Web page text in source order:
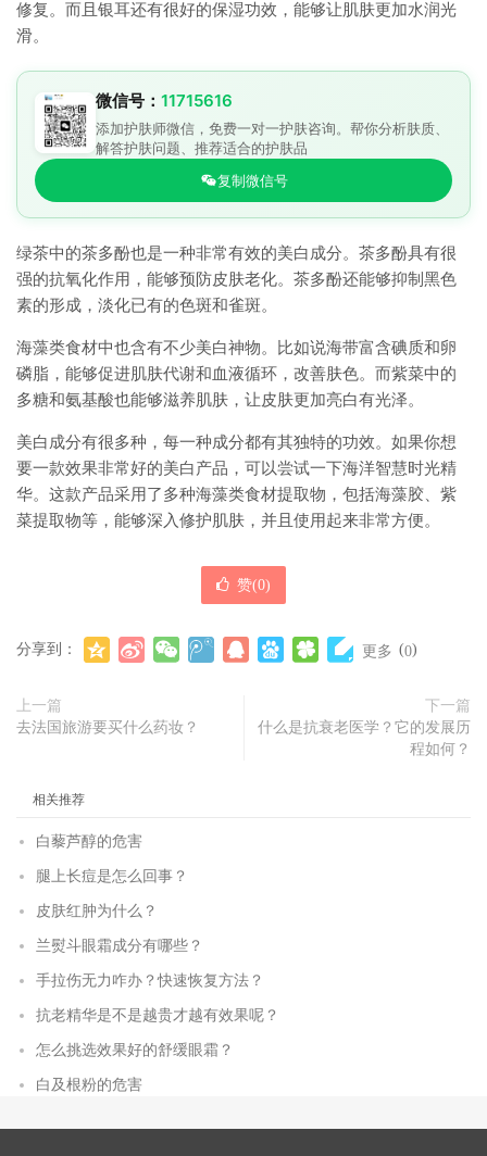
修复。而且银耳还有很好的保湿功效，能够让肌肤更加水润光
滑。
微信号： 11715616
添加护肤师微信，免费一对一护肤咨询。帮你分析肤质、
解答护肤问题、推荐适合的护肤品
复制微信号
绿茶中的茶多酚也是一种非常有效的美白成分。茶多酚具有很
强的抗氧化作用，能够预防皮肤老化。茶多酚还能够抑制黑色
素的形成，淡化已有的色斑和雀斑。
海藻类食材中也含有不少美白神物。比如说海带富含碘质和卵
磷脂，能够促进肌肤代谢和血液循环，改善肤色。而紫菜中的
多糖和氨基酸也能够滋养肌肤，让皮肤更加亮白有光泽。
美白成分有很多种，每一种成分都有其独特的功效。如果你想
要一款效果非常好的美白产品，可以尝试一下海洋智慧时光精
华。这款产品采用了多种海藻类食材提取物，包括海藻胶、紫
菜提取物等，能够深入修护肌肤，并且使用起来非常方便。
赞(0)
分享到： 更多 (0)
上一篇
去法国旅游要买什么药妆？
下一篇
什么是抗衰老医学？它的发展历
程如何？
相关推荐
白藜芦醇的危害
腿上长痘是怎么回事？
皮肤红肿为什么？
兰熨斗眼霜成分有哪些？
手拉伤无力咋办？快速恢复方法？
抗老精华是不是越贵才越有效果呢？
怎么挑选效果好的舒缓眼霜？
白及根粉的危害